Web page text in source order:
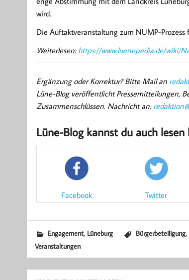
wird.
Die Auftaktveranstaltung zum NUMP-Prozess
Weiterlesen: https://www.luenepedia.de/wiki/
Ergänzung oder Korrektur? Bitte Mail an
Lüne-Blog veröffentlicht Pressemitteilungen,
Zusammenschlüssen. Nachricht an:
Lüne-Blog kannst du auch lesen
Facebook Twitter
Engagement, Lüneburg Bürgerbeteiligung,
Veranstaltungen